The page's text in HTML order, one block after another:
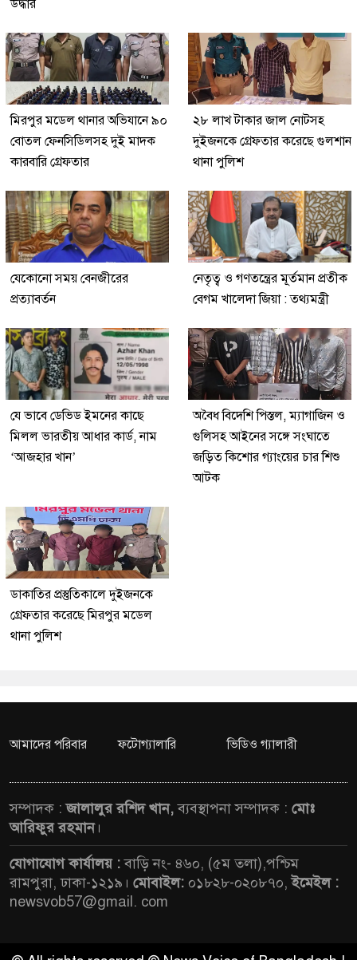
উদ্ধার
মিরপুর মডেল থানার অভিযানে ৯০
বোতল ফেনসিডিলসহ দুই মাদক
কারবারি গ্রেফতার
২৮ লাখ টাকার জাল নোটসহ
দুইজনকে গ্রেফতার করেছে গুলশান
থানা পুলিশ
যেকোনো সময় বেনজীরের
প্রত্যাবর্তন
নেতৃত্ব ও গণতন্ত্রের মূর্তমান প্রতীক
বেগম খালেদা জিয়া : তথ্যমন্ত্রী
যে ভাবে ডেভিড ইমনের কাছে
মিলল ভারতীয় আধার কার্ড, নাম
‘আজহার খান’
অবৈধ বিদেশি পিস্তল, ম্যাগাজিন ও
গুলিসহ আইনের সঙ্গে সংঘাতে
জড়িত কিশোর গ্যাংয়ের চার শিশু
আটক
ডাকাতির প্রস্তুতিকালে দুইজনকে
গ্রেফতার করেছে মিরপুর মডেল
থানা পুলিশ
আমাদের পরিবার ফটোগ্যালারি ভিডিও গ্যালারী
সম্পাদক :জালালুর রশিদ খান,ব্যবস্থাপনা সম্পাদক : মোঃ
আরিফুর রহমান।
যোগাযোগ কার্যালয় :বাড়ি নং- ৪৬০, (৫ম তলা),পশ্চিম
রামপুরা, ঢাকা-১২১৯। মোবাইল: ০১৮২৮-০২০৮৭০,ইমেইল :
newsvob57@gmail. com